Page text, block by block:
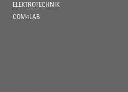
ELEKTROTECHNIK
COM4LAB